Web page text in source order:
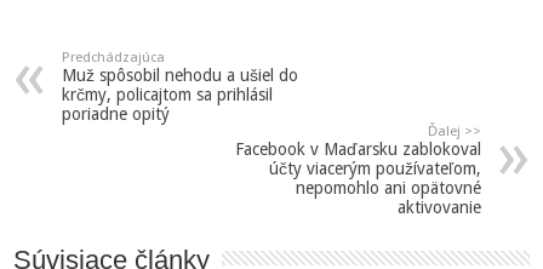
Predchádzajúca
Muž spôsobil nehodu a ušiel do
krčmy, policajtom sa prihlásil
poriadne opitý
Ďalej >>
Facebook v Maďarsku zablokoval
účty viacerým používateľom,
nepomohlo ani opätovné
aktivovanie
Súvisiace články